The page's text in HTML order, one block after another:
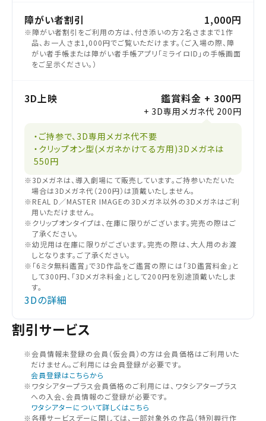
閉じる
お近くの劇場から選ぶ
障がい者割引 1,000円
※障がい者割引をご利用の方は、付き添いの方2名さままで1作
品、お一人さま1,000円でご覧いただけます。（ご入場の際、障
がい者手帳または障がい者手帳アプリ「ミライロID」の手帳画面
をご呈示ください。）
3D上映 鑑賞料金 + 300円
+ 3D専用メガネ代 200円
・ご持参で、3D専用メガネ代不要
・クリップオン型(メガネかけてる方用)3Dメガネは
550円
※3Dメガネは、導入劇場にて販売しています。ご持参いただいた
場合は3Dメガネ代（200円）は頂戴いたしません。
※REAL D／MASTER IMAGEの3Dメガネ以外の3Dメガネはご利
用いただけません。
※クリップオンタイプは、在庫に限りがございます。完売の際はご
了承ください。
※幼児用は在庫に限りがございます。完売の際は、大人用のお渡
しとなります。ご了承ください。
※「6ミタ無料鑑賞」で3D作品をご鑑賞の際には「3D鑑賞料金」と
して300円、「3Dメガネ料金」として200円を別途頂戴いたしま
す。
3Dの詳細
割引サービス
※会員情報未登録の会員（仮会員）の⽅は会員価格はご利⽤いた
だけません。ご利⽤には会員登録が必要です。
会員登録はこちらから
※ワタシアタープラス会員価格のご利用には、ワタシアタープラス
への入会、会員情報のご登録が必要です。
ワタシアターについて詳しくはこちら
※各種サービスデーに関しては、一部対象外の作品（特別興行作